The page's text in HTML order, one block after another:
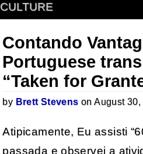
CULTURE
Contando
Portuguese
“Taken for
by Brett Stevens on August 30,
Atipicamente, Eu assisti
passada e observei a